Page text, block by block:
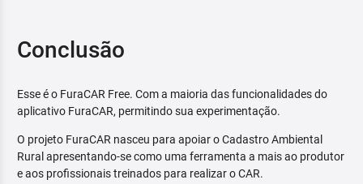
Conclusão
Esse é o FuraCAR Free. Com a maioria das funcionalidades do
aplicativo FuraCAR, permitindo sua experimentação.
O projeto FuraCAR nasceu para apoiar o Cadastro Ambiental
Rural apresentando-se como uma ferramenta a mais ao produtor
e aos profissionais treinados para realizar o CAR.